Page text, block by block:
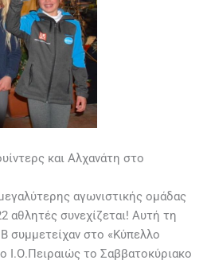
και Αλχανάτη στο
αγωνιστικής ομάδας
αθλητές συνεχίζεται! Αυτή τη
στο «Κύπελλο
Ι.Ο.Πειραιώς το Σαββατοκύριακο